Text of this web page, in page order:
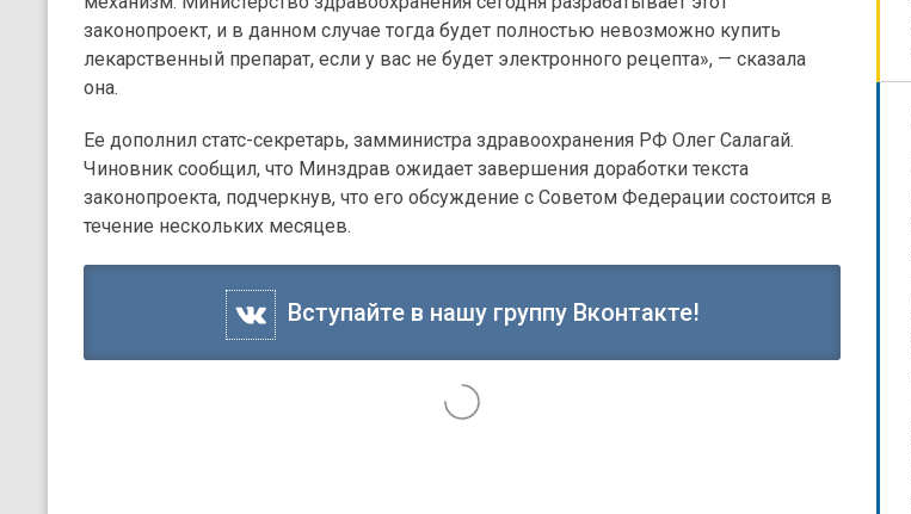
законопроект, и в данном случае тогда будет полностью невозможно купить
лекарственный препарат, если у вас не будет электронного рецепта», — сказала
она.
Ее дополнил статс-секретарь, замминистра здравоохранения РФ Олег Салагай.
Чиновник сообщил, что Минздрав ожидает завершения доработки текста
законопроекта, подчеркнув, что его обсуждение с Советом Федерации состоится в
течение нескольких месяцев.
Вступайте в нашу группу Вконтакте!